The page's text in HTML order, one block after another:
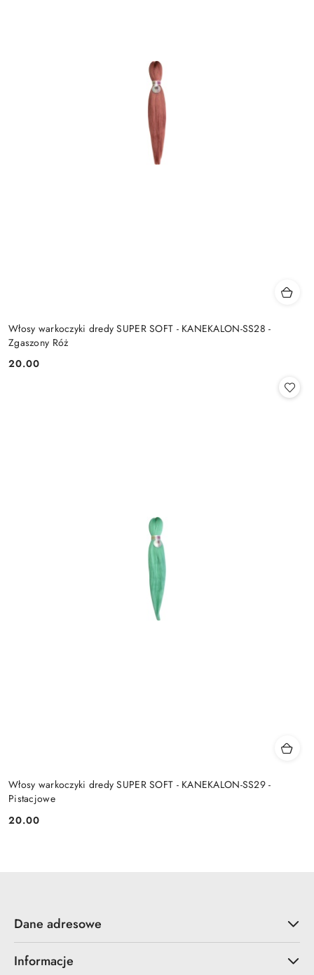
Włosy warkoczyki dredy SUPER SOFT - KANEKALON-SS28 -
Zgaszony Róż
Cena:
20.00
Włosy warkoczyki dredy SUPER SOFT - KANEKALON-SS29 -
Pistacjowe
Cena:
20.00
Dane adresowe
Informacje